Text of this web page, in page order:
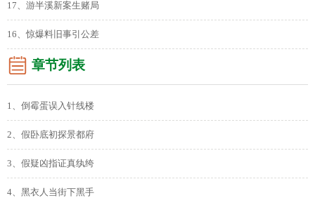
17、游半溪新案生赌局
16、惊爆料旧事引公差
章节列表
1、倒霉蛋误入针线楼
2、假卧底初探景都府
3、假疑凶指证真纨绔
4、黑衣人当街下黑手